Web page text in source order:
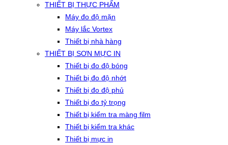
THIẾT BỊ THỰC PHẨM
Máy đo độ mặn
Máy lắc Vortex
Thiết bị nhà hàng
THIẾT BỊ SƠN MỰC IN
Thiết bị đo độ bóng
Thiết bị đo độ nhớt
Thiết bị đo độ phủ
Thiết bị đo tỷ trọng
Thiết bị kiểm tra màng film
Thiết bị kiểm tra khác
Thiết bị mực in